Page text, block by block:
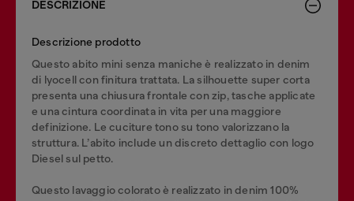
DESCRIZIONE
Descrizione prodotto
Questo abito mini senza maniche è realizzato in denim
di lyocell con finitura trattata. La silhouette super corta
presenta una chiusura frontale con zip, tasche applicate
e una cintura coordinata in vita per una maggiore
definizione. Le cuciture tono su tono valorizzano la
struttura. L’abito include un discreto dettaglio con logo
Diesel sul petto.
Questo lavaggio colorato è realizzato in denim 100%